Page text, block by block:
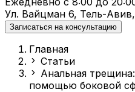
Ул. Вайцман 6, Тель-
Записаться на консультацию
Главная
Статьи
Анальная
помощью боковой